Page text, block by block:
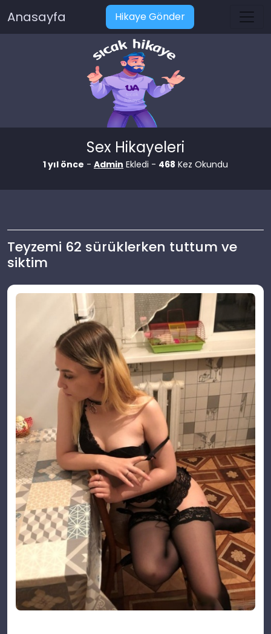
Anasayfa Hikaye Gönder
Sex Hikayeleri
1 yıl önce - Admin Ekledi - 468 Kez Okundu
Teyzemi 62 sürüklerken tuttum ve
siktim